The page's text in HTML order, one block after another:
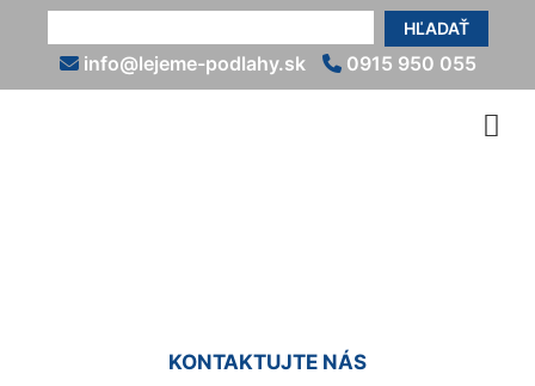
HĽADAŤ
info@lejeme-podlahy.sk 0915 950 055
KONTAKTUJTE NÁS